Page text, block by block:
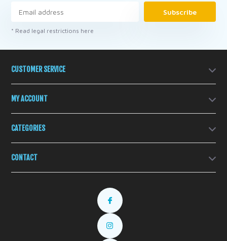
Subscribe
* Read legal restrictions here
CUSTOMER SERVICE
MY ACCOUNT
CATEGORIES
CONTACT